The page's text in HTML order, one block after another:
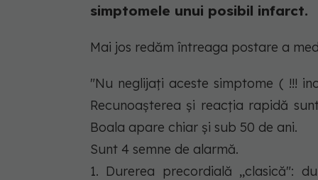
simptomele unui posibil infarct.
Mai jos redăm întreaga postare a
"Nu neglijaţi aceste simptome ( !!!
Recunoașterea și reacția rapidă
Boala apare chiar și sub 50 de ani.
Sunt 4 semne de alarmă.
1. Durerea precordială ,,clasică":